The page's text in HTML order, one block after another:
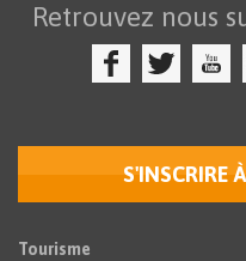
Retrouvez nous
S'INSCRIRE
Tourisme